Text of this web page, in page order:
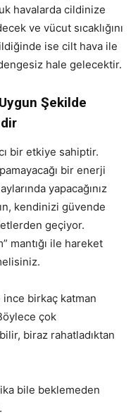
havalarda cildinize
ve vücut sıcaklığını
ise cilt hava ile
hale gelecektir.
Şekilde
bir etkiye sahiptir.
bir enerji
yapacağınız
kendinizi güvende
geçiyor.
mantığı ile hareket
ince birkaç katman
çok
biraz rahatladıktan
bile beklemeden